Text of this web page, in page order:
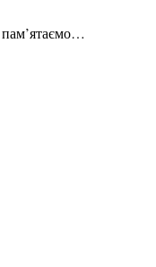
пам’ятаємо…